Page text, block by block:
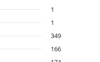
1
1
349
166